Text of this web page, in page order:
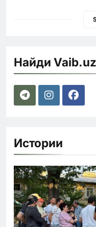
Найди
Истории